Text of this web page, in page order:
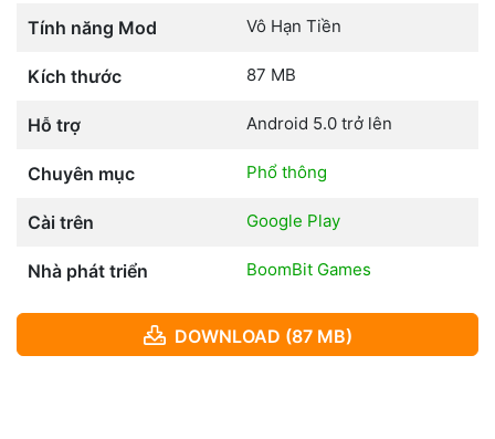
Tính năng Mod Vô Hạn Tiền
Kích thước 87 MB
Hỗ trợ Android 5.0 trở lên
Chuyên mục Phổ thông
Cài trên Google Play
Nhà phát triển BoomBit Games
DOWNLOAD (87 MB)